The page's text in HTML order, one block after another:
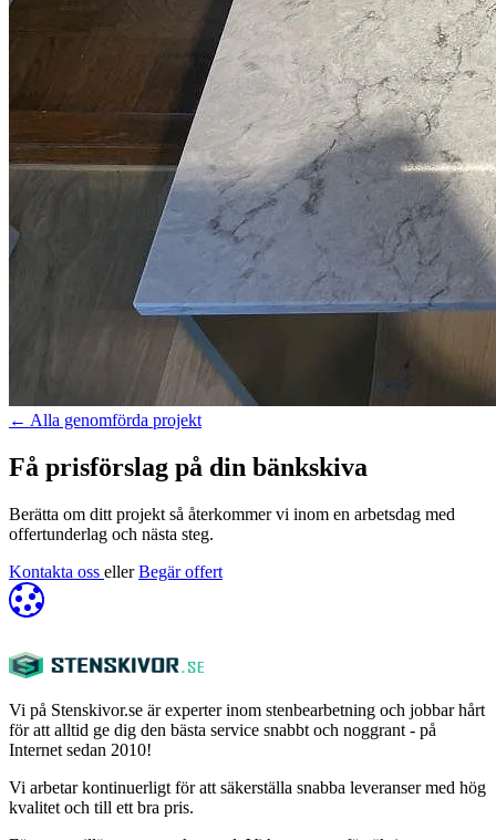
← Alla genomförda projekt
Få prisförslag på din bänkskiva
Berätta om ditt projekt så återkommer vi inom en arbetsdag med
offertunderlag och nästa steg.
Kontakta oss eller Begär offert
Vi på Stenskivor.se är experter inom stenbearbetning och jobbar hårt
för att alltid ge dig den bästa service snabbt och noggrant - på
Internet sedan 2010!
Vi arbetar kontinuerligt för att säkerställa snabba leveranser med hög
kvalitet och till ett bra pris.